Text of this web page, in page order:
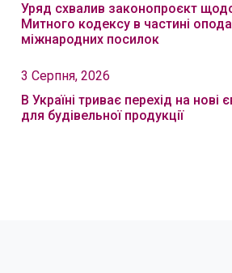
Уряд схвалив законопроєкт
Митного кодексу в частині
міжнародних посилок
3 Серпня, 2026
В Україні триває перехід на нові
для будівельної продукції